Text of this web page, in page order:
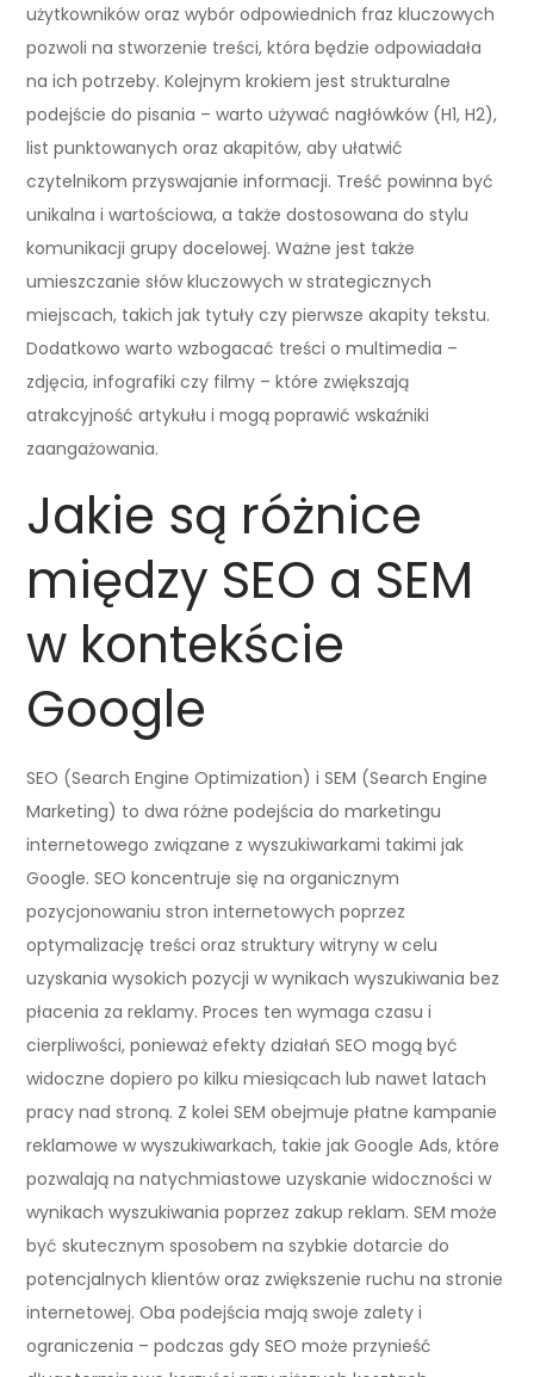
użytkowników oraz wybór odpowiednich fraz kluczowych
pozwoli na stworzenie treści, która będzie odpowiadała
na ich potrzeby. Kolejnym krokiem jest strukturalne
podejście do pisania – warto używać nagłówków (H1, H2),
list punktowanych oraz akapitów, aby ułatwić
czytelnikom przyswajanie informacji. Treść powinna być
unikalna i wartościowa, a także dostosowana do stylu
komunikacji grupy docelowej. Ważne jest także
umieszczanie słów kluczowych w strategicznych
miejscach, takich jak tytuły czy pierwsze akapity tekstu.
Dodatkowo warto wzbogacać treści o multimedia –
zdjęcia, infografiki czy filmy – które zwiększają
atrakcyjność artykułu i mogą poprawić wskaźniki
zaangażowania.
Jakie są różnice
między SEO a SEM
w kontekście
Google
SEO (Search Engine Optimization) i SEM (Search Engine
Marketing) to dwa różne podejścia do marketingu
internetowego związane z wyszukiwarkami takimi jak
Google. SEO koncentruje się na organicznym
pozycjonowaniu stron internetowych poprzez
optymalizację treści oraz struktury witryny w celu
uzyskania wysokich pozycji w wynikach wyszukiwania bez
płacenia za reklamy. Proces ten wymaga czasu i
cierpliwości, ponieważ efekty działań SEO mogą być
widoczne dopiero po kilku miesiącach lub nawet latach
pracy nad stroną. Z kolei SEM obejmuje płatne kampanie
reklamowe w wyszukiwarkach, takie jak Google Ads, które
pozwalają na natychmiastowe uzyskanie widoczności w
wynikach wyszukiwania poprzez zakup reklam. SEM może
być skutecznym sposobem na szybkie dotarcie do
potencjalnych klientów oraz zwiększenie ruchu na stronie
internetowej. Oba podejścia mają swoje zalety i
ograniczenia – podczas gdy SEO może przynieść